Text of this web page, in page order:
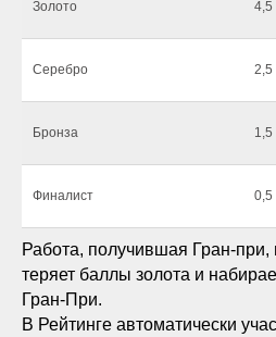
Золото 4,5
Серебро 2,5
Бронза 1,5
Финалист 0,5
Работа, получившая Гран-при,
теряет баллы золота и
Гран-При.
В Рейтинге автоматически